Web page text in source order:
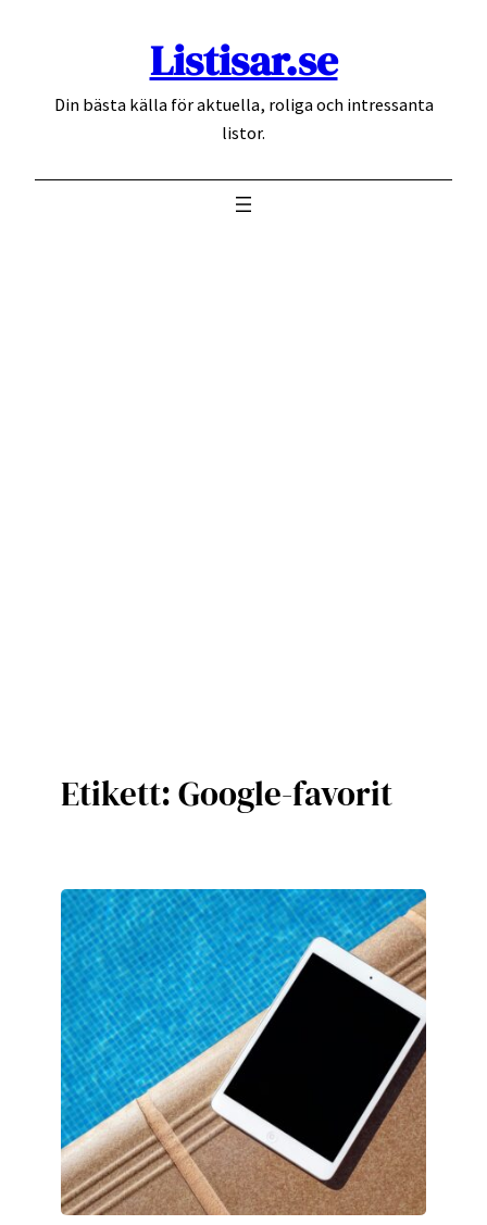
Listisar.se
Din bästa källa för aktuella, roliga och intressanta
listor.
Etikett:Google-favorit